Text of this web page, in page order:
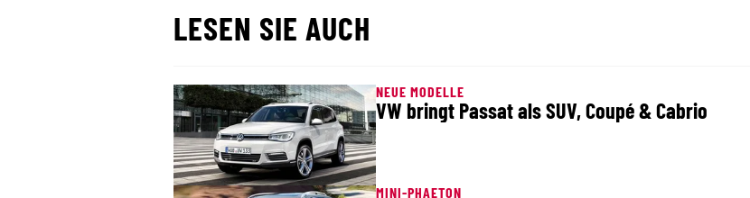
LESEN SIE AUCH
NEUE MODELLE
VW bringt Passat als SUV, Coupé & Cabrio
MINI-PHAETON